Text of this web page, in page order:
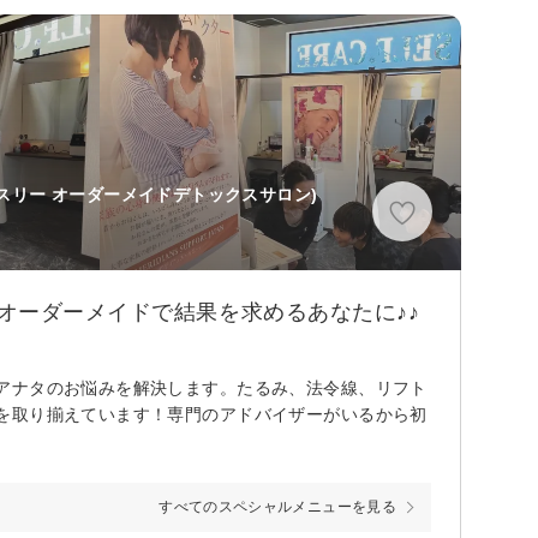
リー オーダーメイドデトックスサロン)
ダーメイドで結果を求めるあなたに♪♪
タのお悩みを解決します。たるみ、法令線、リフト
り揃えています！専門のアドバイザーがいるから初
すべてのスペシャルメニューを見る